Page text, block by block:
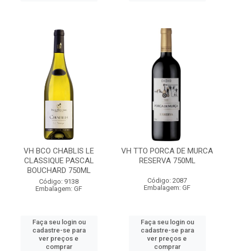
VH BCO CHABLIS LE
CLASSIQUE PASCAL
BOUCHARD 750ML
Código: 9138
Embalagem: GF
Faça seu login ou
cadastre-se para
ver preços e
comprar
VH TTO PORCA DE MURCA
RESERVA 750ML
Código: 2087
Embalagem: GF
Faça seu login ou
cadastre-se para
ver preços e
comprar